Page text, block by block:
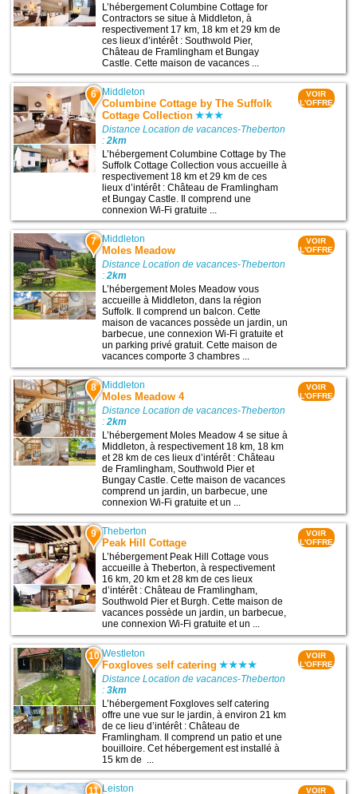
L’hébergement Columbine Cottage for
Contractors se situe à Middleton, à
respectivement 17 km, 18 km et 29 km de
ces lieux d’intérêt : Southwold Pier,
Château de Framlingham et Bungay
Castle. Cette maison de vacances ...
6 Middleton
Columbine Cottage by The Suffolk
Cottage Collection
Distance Location de vacances-Theberton
:2km
L’hébergement Columbine Cottage by The
Suffolk Cottage Collection vous accueille à
respectivement 18 km et 29 km de ces
lieux d’intérêt : Château de Framlingham
et Bungay Castle. Il comprend une
connexion Wi-Fi gratuite ...
VOIR
L'OFFRE
7 Middleton
Moles Meadow
Distance Location de vacances-Theberton
:2km
L’hébergement Moles Meadow vous
accueille à Middleton, dans la région
Suffolk. Il comprend un balcon. Cette
maison de vacances possède un jardin, un
barbecue, une connexion Wi-Fi gratuite et
un parking privé gratuit. Cette maison de
vacances comporte 3 chambres ...
VOIR
L'OFFRE
8 Middleton
Moles Meadow 4
Distance Location de vacances-Theberton
:2km
L’hébergement Moles Meadow 4 se situe à
Middleton, à respectivement 18 km, 18 km
et 28 km de ces lieux d’intérêt : Château
de Framlingham, Southwold Pier et
Bungay Castle. Cette maison de vacances
comprend un jardin, un barbecue, une
connexion Wi-Fi gratuite et un ...
VOIR
L'OFFRE
9 Theberton
Peak Hill Cottage
L’hébergement Peak Hill Cottage vous
accueille à Theberton, à respectivement
16 km, 20 km et 28 km de ces lieux
d’intérêt : Château de Framlingham,
Southwold Pier et Burgh. Cette maison de
vacances possède un jardin, un barbecue,
une connexion Wi-Fi gratuite et un ...
VOIR
L'OFFRE
10 Westleton
Foxgloves self catering
Distance Location de vacances-Theberton
:3km
L’hébergement Foxgloves self catering
offre une vue sur le jardin, à environ 21 km
de ce lieu d’intérêt : Château de
Framlingham. Il comprend un patio et une
bouilloire. Cet hébergement est installé à
15 km de ...
VOIR
L'OFFRE
11 Leiston VOIR